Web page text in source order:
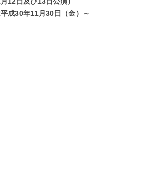
30年11月30日（金）～